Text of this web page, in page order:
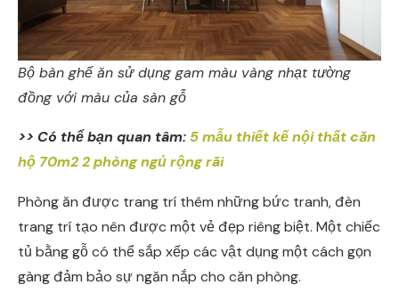
Bộ bàn ghế ăn sử dụng gam màu vàng nhạt tường
đồng với màu của sàn gỗ
>> Có thể bạn quan tâm: 5 mẫu thiết kế nội thất căn
hộ 70m2 2 phòng ngủ rộng rãi
Phòng ăn được trang trí thêm những bức tranh, đèn
trang trí tạo nên được một vẻ đẹp riêng biệt. Một chiếc
tủ bằng gỗ có thể sắp xếp các vật dụng một cách gọn
gàng đảm bảo sự ngăn nắp cho căn phòng.